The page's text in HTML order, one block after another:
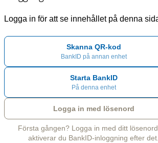
Logga in för att se innehållet på denna
Skanna QR-kod
BankID på annan enhet
Starta BankID
På denna enhet
Logga in med lösenord
Första gången? Logga in med ditt
aktiverar du BankID-inloggning efter det.